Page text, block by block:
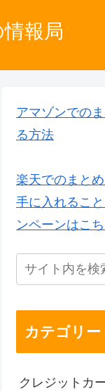
報局
アマゾンでの
る方法
楽天でのまと
手に入れるこ
ンペーンはこち
カテゴリー
クレジットカ